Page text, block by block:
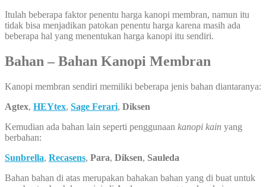
Itulah beberapa faktor penentu harga kanopi membran, namun itu
tidak bisa menjadikan patokan penentu harga karena masih ada
beberapa hal yang menentukan harga kanopi itu sendiri.
Bahan – Bahan Kanopi Membran
Kanopi membran sendiri memiliki beberapa jenis bahan diantaranya:
Agtex, HEYtex, Sage Ferari, Diksen
Kemudian ada bahan lain seperti penggunaan kanopi kain yang
berbahan:
Sunbrella, Recasens, Para, Diksen, Sauleda
Bahan bahan di atas merupakan bahakan bahan yang di buat untuk